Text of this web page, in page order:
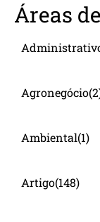
Áreas
Agronegócio
Ambiental(1)
Artigo(148)